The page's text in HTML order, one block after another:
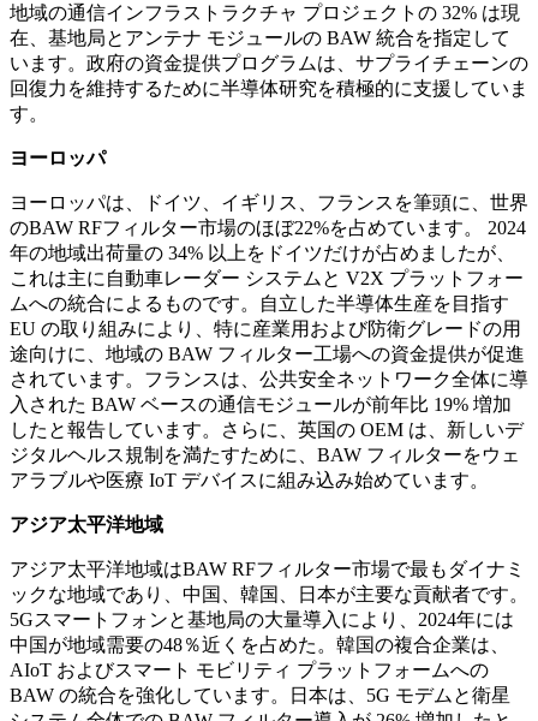
地域の通信インフラストラクチャ プロジェクトの 32% は現
在、基地局とアンテナ モジュールの BAW 統合を指定して
います。政府の資金提供プログラムは、サプライチェーンの
回復力を維持するために半導体研究を積極的に支援していま
す。
ヨーロッパ
ヨーロッパは、ドイツ、イギリス、フランスを筆頭に、世界
のBAW RFフィルター市場のほぼ22%を占めています。 2024
年の地域出荷量の 34% 以上をドイツだけが占めましたが、
これは主に自動車レーダー システムと V2X プラットフォー
ムへの統合によるものです。自立した半導体生産を目指す
EU の取り組みにより、特に産業用および防衛グレードの用
途向けに、地域の BAW フィルター工場への資金提供が促進
されています。フランスは、公共安全ネットワーク全体に導
入された BAW ベースの通信モジュールが前年比 19% 増加
したと報告しています。さらに、英国の OEM は、新しいデ
ジタルヘルス規制を満たすために、BAW フィルターをウェ
アラブルや医療 IoT デバイスに組み込み始めています。
アジア太平洋地域
アジア太平洋地域はBAW RFフィルター市場で最もダイナミ
ックな地域であり、中国、韓国、日本が主要な貢献者です。
5Gスマートフォンと基地局の大量導入により、2024年には
中国が地域需要の48％近くを占めた。韓国の複合企業は、
AIoT およびスマート モビリティ プラットフォームへの
BAW の統合を強化しています。日本は、5G モデムと衛星